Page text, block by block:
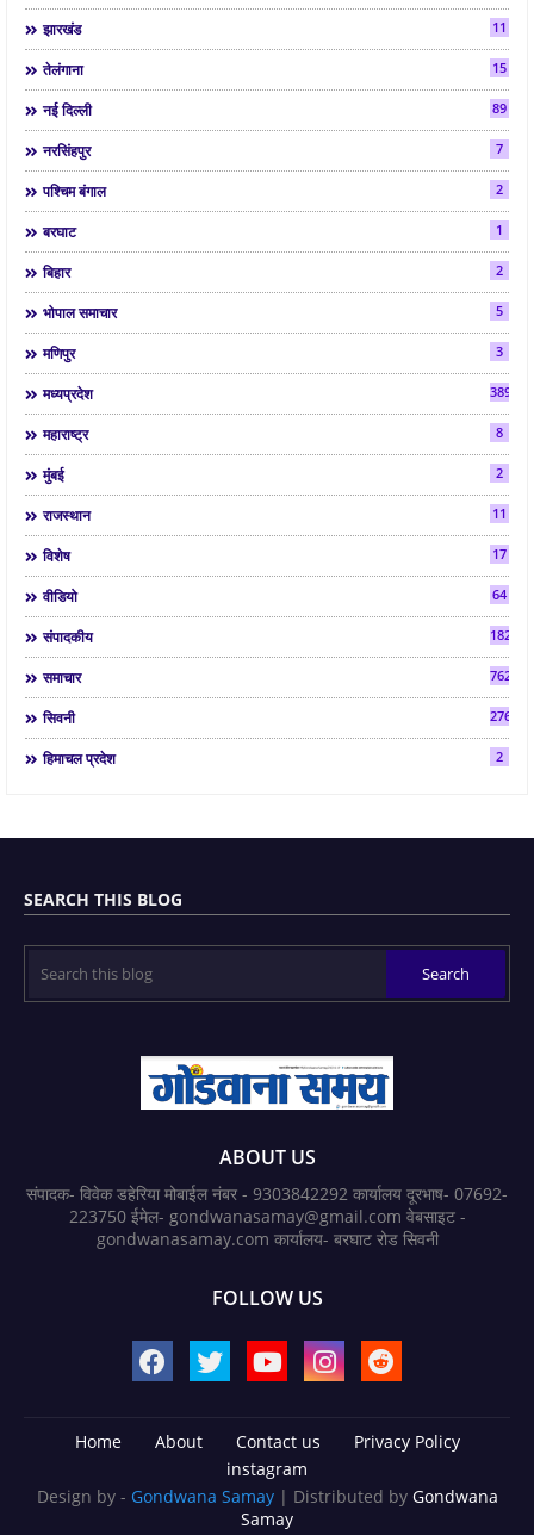
झारखंड 11
तेलंगाना 15
नई दिल्ली 89
नरसिंहपुर 7
पश्चिम बंगाल 2
बरघाट 1
बिहार 2
भोपाल समाचार 5
मणिपुर 3
मध्यप्रदेश 3892
महाराष्ट्र 8
मुंबई 2
राजस्थान 11
विशेष 17
वीडियो 64
संपादकीय 182
समाचार 7624
सिवनी 2763
हिमाचल प्रदेश 2
SEARCH THIS BLOG
ABOUT US
संपादक- विवेक डहेरिया मोबाईल नंबर - 9303842292 कार्यालय दूरभाष- 07692-
223750 ईमेल- gondwanasamay@gmail.com वेबसाइट -
gondwanasamay.com कार्यालय- बरघाट रोड सिवनी
FOLLOW US
Home About Contact us
Privacy Policy
instagram
Design by - Gondwana Samay | Distributed by Gondwana
Samay